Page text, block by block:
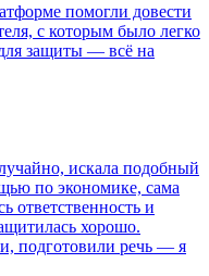
помогли довести
с которым было легко
защиты — всё на
искала подобный
по экономике, сама
ответственность и
хорошо.
подготовили речь — я